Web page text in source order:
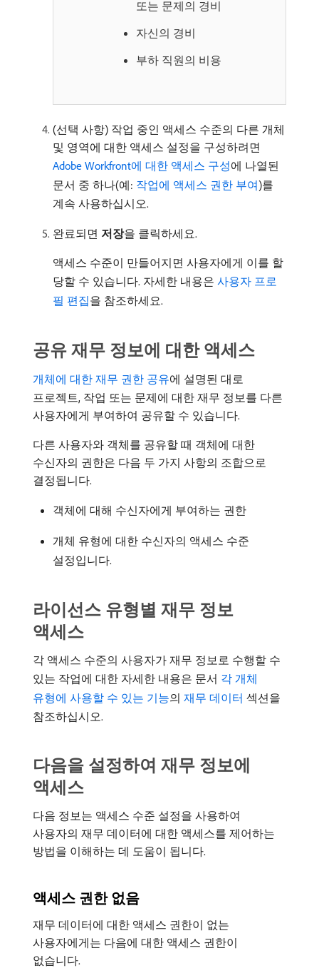
또는 문제의 경비
자신의 경비
부하 직원의 비용
(선택 사항) 작업 중인 액세스 수준의 다른 개체
및 영역에 대한 액세스 설정을 구성하려면
Adobe Workfront에 대한 액세스 구성에 나열된
문서 중 하나(예: 작업에 액세스 권한 부여)를
계속 사용하십시오.
완료되면 저장​을 클릭하세요.
액세스 수준이 만들어지면 사용자에게 이를 할
당할 수 있습니다. 자세한 내용은 사용자 프로
필 편집을 참조하세요.
공유 재무 정보에 대한 액세스
개체에 대한 재무 권한 공유에 설명된 대로
프로젝트, 작업 또는 문제에 대한 재무 정보를 다른
사용자에게 부여하여 공유할 수 있습니다.
다른 사용자와 객체를 공유할 때 객체에 대한
수신자의 권한은 다음 두 가지 사항의 조합으로
결정됩니다.
객체에 대해 수신자에게 부여하는 권한
개체 유형에 대한 수신자의 액세스 수준
설정입니다.
라이선스 유형별 재무 정보
액세스
각 액세스 수준의 사용자가 재무 정보로 수행할 수
있는 작업에 대한 자세한 내용은 문서 각 개체
유형에 사용할 수 있는 기능의 재무 데이터 섹션을
참조하십시오.
다음을 설정하여 재무 정보에
액세스
다음 정보는 액세스 수준 설정을 사용하여
사용자의 재무 데이터에 대한 액세스를 제어하는
방법을 이해하는 데 도움이 됩니다.
액세스 권한 없음
재무 데이터에 대한 액세스 권한이 없는
사용자에게는 다음에 대한 액세스 권한이
없습니다.